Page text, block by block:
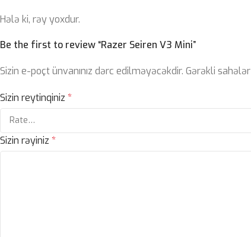
Hələ ki, rəy yoxdur.
Be the first to review “Razer Seiren V3 Mini”
Sizin e-poçt ünvanınız dərc edilməyəcəkdir. Gərəkli sahələr
Sizin reytinqiniz *
Sizin rəyiniz *